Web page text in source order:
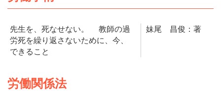
先生を、死なせない。 教師の過
労死を繰り返さないために、今、
できること
妹尾 昌俊：著
労働関係法